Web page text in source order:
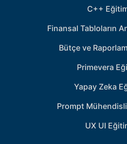
C++
Finansal Tabloların
Bütçe ve
Primevera
Yapay Zeka
Prompt
UX UI